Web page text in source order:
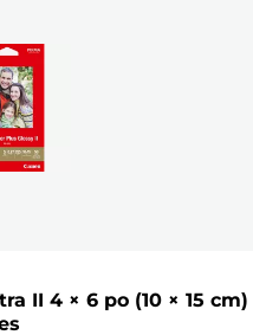
II 4 × 6 po (10 × 15 cm)